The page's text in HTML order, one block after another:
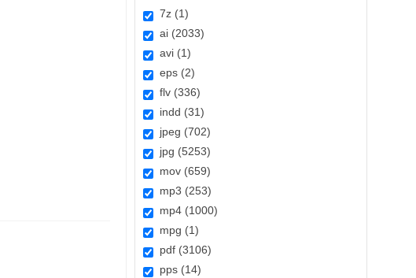
7z (1)
ai (2033)
avi (1)
eps (2)
flv (336)
indd (31)
jpeg (702)
jpg (5253)
mov (659)
mp3 (253)
mp4 (1000)
mpg (1)
pdf (3106)
pps (14)